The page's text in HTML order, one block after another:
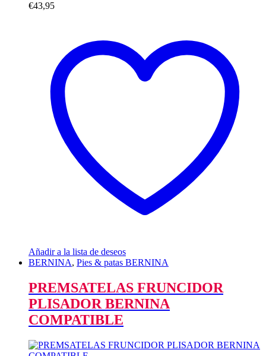
€43,95
Añadir a la lista de deseos
BERNINA, Pies & patas BERNINA
PREMSATELAS FRUNCIDOR
PLISADOR BERNINA
COMPATIBLE